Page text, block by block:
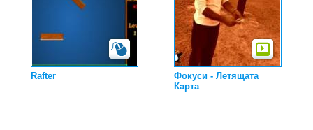
Rafter
Фокуси - Летящата
Карта